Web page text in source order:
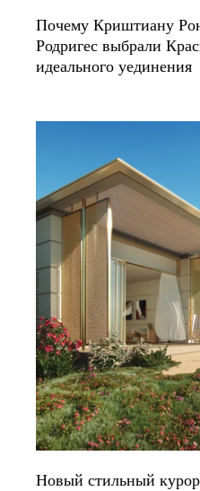
Почему Криштиану
Родригес выбрали
идеального уединения
Новый стильный